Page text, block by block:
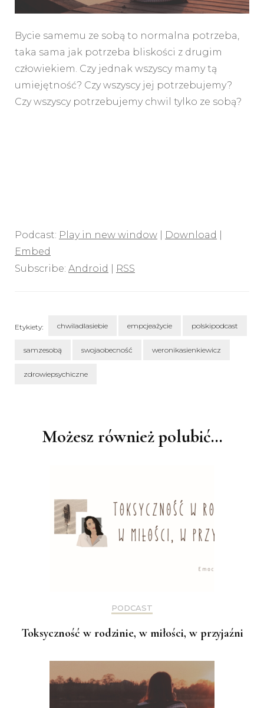
Bycie samemu ze sobą to normalna potrzeba,
taka sama jak potrzeba bliskości z drugim
człowiekiem. Czy jednak wszyscy mamy tą
umiejętność? Czy wszyscy jej potrzebujemy?
Czy wszyscy potrzebujemy chwil tylko ze sobą?
Podcast: Play in new window Download
Embed
Subscribe: Android RSS
Etykiety: chwiladlasiebie empcjeażycie polskipodcast
samzesobą swojaobecność weronikasienkiewicz
zdrowiepsychiczne
Możesz również polubić…
PODCAST
Toksyczność w rodzinie, w miłości, w przyjaźni